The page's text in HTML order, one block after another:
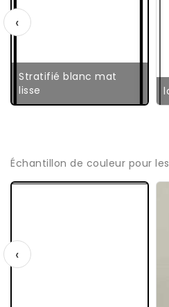
Stratifié blanc mat
lisse
‹
Échantillon de couleur pour
‹